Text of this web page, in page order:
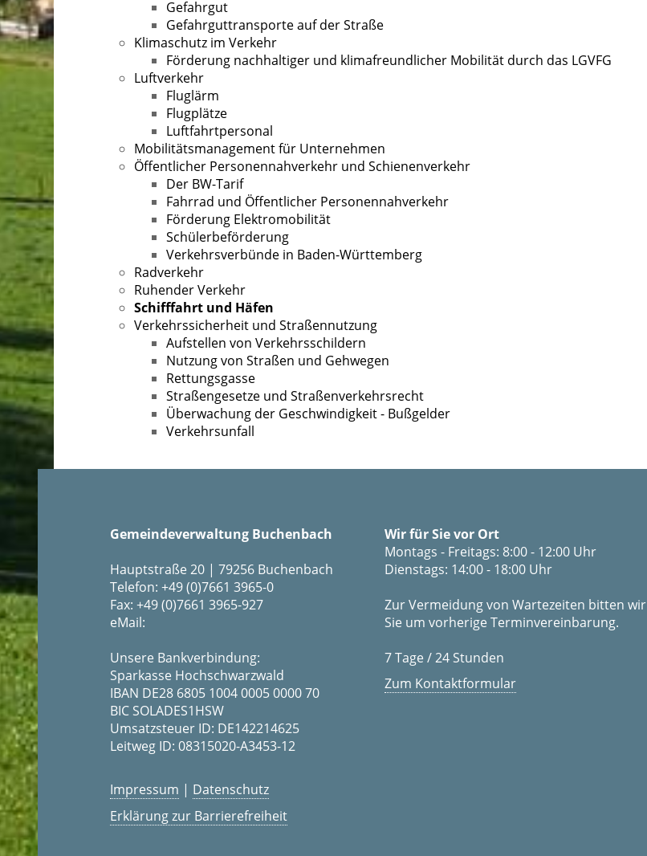
Gefahrgut
Gefahrguttransporte auf der Straße
Klimaschutz im Verkehr
Förderung nachhaltiger und klimafreundlicher Mobilität durch das LGVFG
Luftverkehr
Fluglärm
Flugplätze
Luftfahrtpersonal
Mobilitätsmanagement für Unternehmen
Öffentlicher Personennahverkehr und Schienenverkehr
Der BW-Tarif
Fahrrad und Öffentlicher Personennahverkehr
Förderung Elektromobilität
Schülerbeförderung
Verkehrsverbünde in Baden-Württemberg
Radverkehr
Ruhender Verkehr
Schifffahrt und Häfen
Verkehrssicherheit und Straßennutzung
Aufstellen von Verkehrsschildern
Nutzung von Straßen und Gehwegen
Rettungsgasse
Straßengesetze und Straßenverkehrsrecht
Überwachung der Geschwindigkeit - Bußgelder
Verkehrsunfall
Gemeindeverwaltung Buchenbach
Hauptstraße 20 | 79256 Buchenbach
Telefon: +49 (0)7661 3965-0
Fax: +49 (0)7661 3965-927
eMail:
Unsere Bankverbindung:
Sparkasse Hochschwarzwald
IBAN DE28 6805 1004 0005 0000 70
BIC SOLADES1HSW
Umsatzsteuer ID: DE142214625
Leitweg ID: 08315020-A3453-12
Impressum | Datenschutz
Erklärung zur Barrierefreiheit
Wir für Sie vor Ort
Montags - Freitags: 8:00 - 12:00 Uhr
Dienstags: 14:00 - 18:00 Uhr
Zur Vermeidung von Wartezeiten bitten wir
Sie um vorherige Terminvereinbarung.
7 Tage / 24 Stunden
Zum Kontaktformular